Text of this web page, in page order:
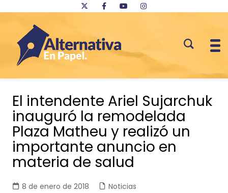
contenido
El intendente Ariel Sujarchuk
inauguró la remodelada
Plaza Matheu y realizó un
importante anuncio en
materia de salud
8 de enero de 2018 Noticias